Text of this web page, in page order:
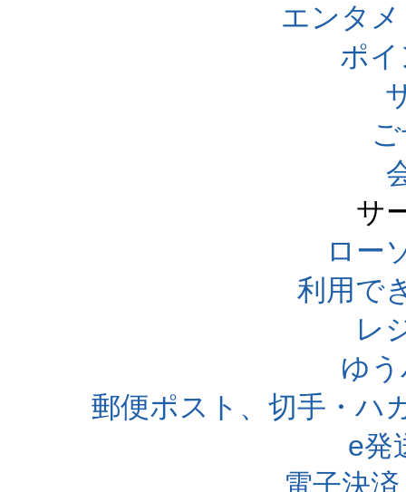
エンタ
ポ
サ
ロー
利用で
レ
ゆ
郵便ポスト、切手・ハ
e発
電子決